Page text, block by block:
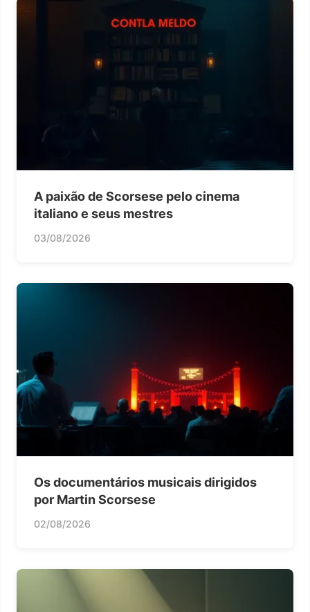
A paixão de Scorsese pelo cinema
italiano e seus mestres
03/08/2026
Os documentários musicais dirigidos
por Martin Scorsese
02/08/2026